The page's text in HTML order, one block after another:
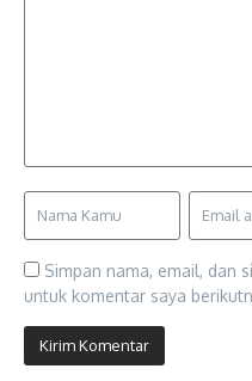
Simpan nama, email, dan
untuk komentar saya